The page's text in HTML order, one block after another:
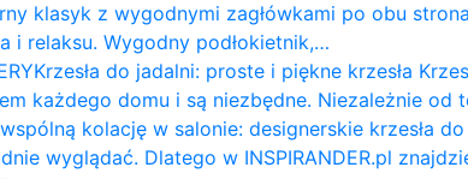
klasyk z wygodnymi zagłówkami po obu
i relaksu. Wygodny podłokietnik,…
Krzesła do jadalni: proste i piękne krzesła
każdego domu i są niezbędne. Niezależnie od
kolację w salonie: designerskie krzesła
wyglądać. Dlatego w INSPIRANDER.pl